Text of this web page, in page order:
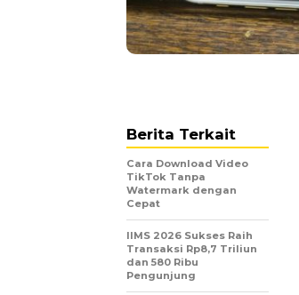
Berita Terkait
Cara Download Video
TikTok Tanpa
Watermark dengan
Cepat
IIMS 2026 Sukses Raih
Transaksi Rp8,7 Triliun
dan 580 Ribu
Pengunjung